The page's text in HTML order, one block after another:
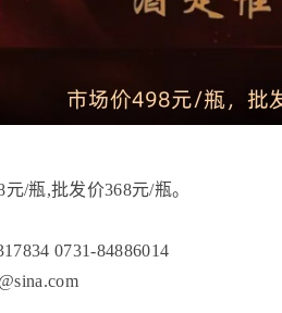
/瓶,批发价368元/瓶。
0731-84886014